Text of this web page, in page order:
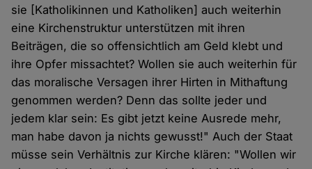
sie [Katholikinnen und Katholiken] auch weiterhin
eine Kirchenstruktur unterstützen mit ihren
Beiträgen, die so offensichtlich am Geld klebt und
ihre Opfer missachtet? Wollen sie auch weiterhin für
das moralische Versagen ihrer Hirten in Mithaftung
genommen werden? Denn das sollte jeder und
jedem klar sein: Es gibt jetzt keine Ausrede mehr,
man habe davon ja nichts gewusst!" Auch der Staat
müsse sein Verhältnis zur Kirche klären: "Wollen wir